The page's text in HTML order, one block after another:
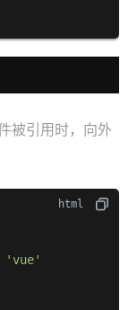
被引用时，向外
'vue'